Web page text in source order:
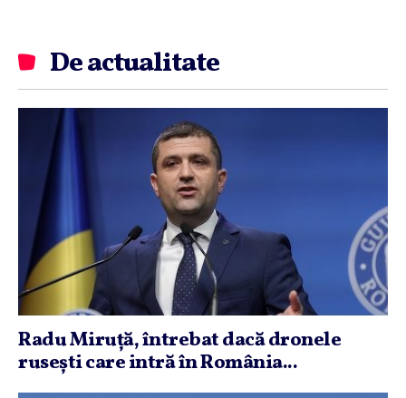
De actualitate
Radu Miruţă, întrebat dacă dronele
ruseşti care intră în România...